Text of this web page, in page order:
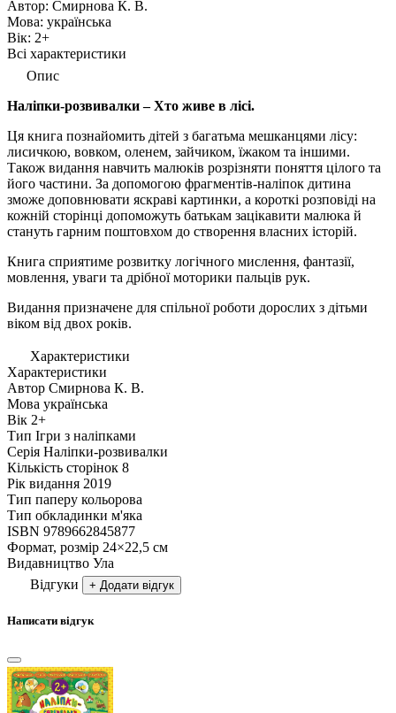
Автор: Смирнова К. В.
Мова: українська
Вік: 2+
Всі характеристики
Опис
Наліпки-розвивалки – Хто живе в лісі.
Ця книга познайомить дітей з багатьма мешканцями лісу:
лисичкою, вовком, оленем, зайчиком, їжаком та іншими.
Також видання навчить малюків розрізняти поняття цілого та
його частини. За допомогою фрагментів-наліпок дитина
зможе доповнювати яскраві картинки, а короткі розповіді на
кожній сторінці допоможуть батькам зацікавити малюка й
стануть гарним поштовхом до створення власних історій.
Книга сприятиме розвитку логічного мислення, фантазії,
мовлення, уваги та дрібної моторики пальців рук.
Видання призначене для спільної роботи дорослих з дітьми
віком від двох років.
Характеристики
Характеристики
Автор Смирнова К. В.
Мова українська
Вік 2+
Тип Ігри з наліпками
Серія Наліпки-розвивалки
Кількість сторінок 8
Рік видання 2019
Тип паперу кольорова
Тип обкладинки м'яка
ISBN 9789662845877
Формат, розмір 24×22,5 см
Видавництво Ула
Відгуки
+ Додати відгук
Написати відгук